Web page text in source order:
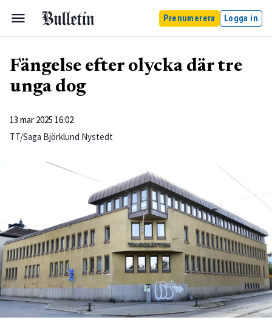
Prenumerera Logga in
Fängelse efter olycka där tre
unga dog
13 mar 2025 16:02
TT/Saga Björklund Nystedt